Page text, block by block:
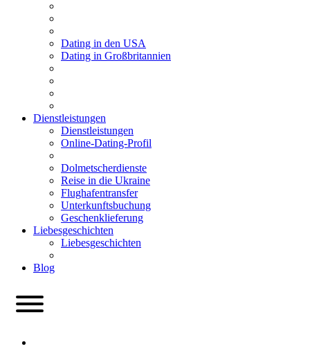
Dating in den USA
Dating in Großbritannien
Dienstleistungen
Dienstleistungen
Online-Dating-Profil
Dolmetscherdienste
Reise in die Ukraine
Flughafentransfer
Unterkunftsbuchung
Geschenklieferung
Liebesgeschichten
Liebesgeschichten
Blog